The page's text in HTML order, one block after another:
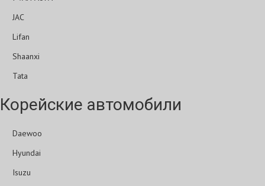
JAC
Lifan
Shaanxi
Tata
Корейские автомобили
Daewoo
Hyundai
Isuzu